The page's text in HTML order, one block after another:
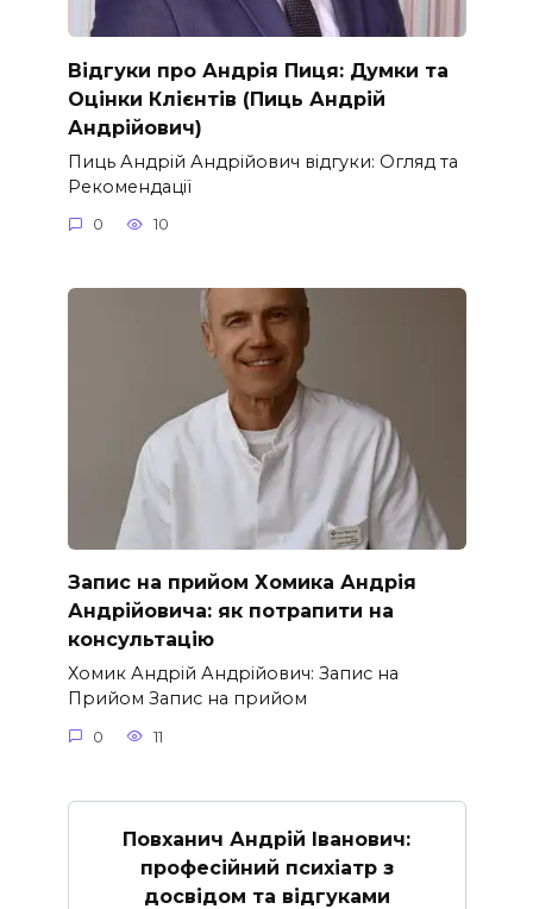
Відгуки про Андрія Пиця: Думки та
Оцінки Клієнтів (Пиць Андрій
Андрійович)
Пиць Андрій Андрійович відгуки: Огляд та
Рекомендації
0 10
Запис на прийом Хомика Андрія
Андрійовича: як потрапити на
консультацію
Хомик Андрій Андрійович: Запис на
Прийом Запис на прийом
0 11
Повханич Андрій Іванович:
професійний психіатр з
досвідом та відгуками